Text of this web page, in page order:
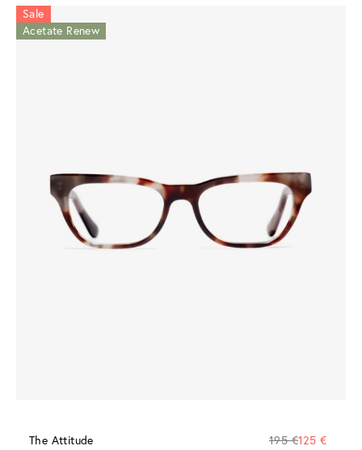
Sale
Acetate Renew
The Attitude 195 €125 €